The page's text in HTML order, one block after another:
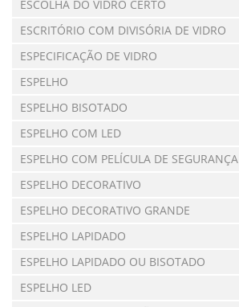
ESCOLHA DO VIDRO CERTO
ESCRITÓRIO COM DIVISÓRIA DE VIDRO
ESPECIFICAÇÃO DE VIDRO
ESPELHO
ESPELHO BISOTADO
ESPELHO COM LED
ESPELHO COM PELÍCULA DE SEGURANÇA
ESPELHO DECORATIVO
ESPELHO DECORATIVO GRANDE
ESPELHO LAPIDADO
ESPELHO LAPIDADO OU BISOTADO
ESPELHO LED